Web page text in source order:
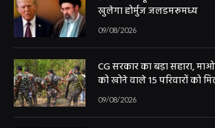
खुलेगा होर्मुज जलडमरूमध्य
09/08/2026
CG सरकार का बड़ा सहारा,
को खोने वाले 15 परिवारों को
09/08/2026